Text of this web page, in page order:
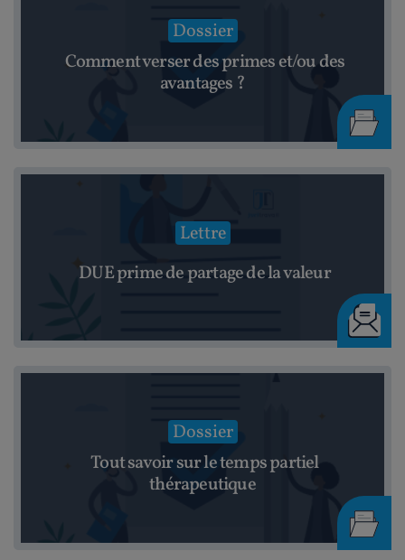
Dossier
Comment verser des primes et/ou des
avantages ?
Lettre
DUE prime de partage de la valeur
Dossier
Tout savoir sur le temps partiel
thérapeutique